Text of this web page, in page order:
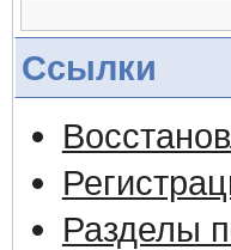
Ссылки
Разделы